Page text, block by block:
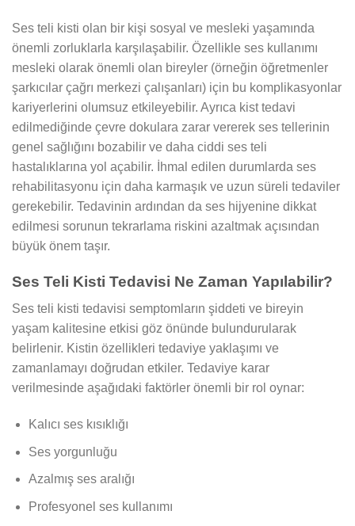
Ses teli kisti olan bir kişi sosyal ve mesleki yaşamında
önemli zorluklarla karşılaşabilir. Özellikle ses kullanımı
mesleki olarak önemli olan bireyler (örneğin öğretmenler
şarkıcılar çağrı merkezi çalışanları) için bu komplikasyonlar
kariyerlerini olumsuz etkileyebilir. Ayrıca kist tedavi
edilmediğinde çevre dokulara zarar vererek ses tellerinin
genel sağlığını bozabilir ve daha ciddi ses teli
hastalıklarına yol açabilir. İhmal edilen durumlarda ses
rehabilitasyonu için daha karmaşık ve uzun süreli tedaviler
gerekebilir. Tedavinin ardından da ses hijyenine dikkat
edilmesi sorunun tekrarlama riskini azaltmak açısından
büyük önem taşır.
Ses Teli Kisti Tedavisi Ne Zaman Yapılabilir?
Ses teli kisti tedavisi semptomların şiddeti ve bireyin
yaşam kalitesine etkisi göz önünde bulundurularak
belirlenir. Kistin özellikleri tedaviye yaklaşımı ve
zamanlamayı doğrudan etkiler. Tedaviye karar
verilmesinde aşağıdaki faktörler önemli bir rol oynar:
Kalıcı ses kısıklığı
Ses yorgunluğu
Azalmış ses aralığı
Profesyonel ses kullanımı